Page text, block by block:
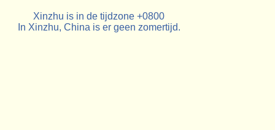
Xinzhu is in de tijdzone +0800
In Xinzhu, China is er geen zomertijd.